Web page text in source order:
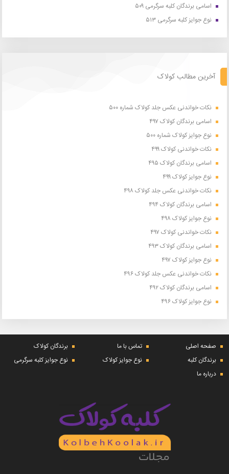
اسامی برندگان کلبه سرگرمی ۵۰۹
نوع جوایز کلبه سرگرمی ۵۱۳
آخرین مطالب کولاک
نکات خواندنی عکس جلد کولاک شماره ۵۰۰
اسامی برندگان کولاک ۴۹۷
نوع جوایز کولاک شماره ۵۰۰
نکات خواندنی کولاک ۴۹۹
اسامی برندگان کولاک ۴۹۵
نوع جوایز کولاک ۴۹۹
نکات خواندنی عکس جلد کولاک ۴۹۸
اسامی برندگان کولاک ۴۹۴
نوع جوایز کولاک ۴۹۸
نکات خواندنی کولاک ۴۹۷
اسامی برندگان کولاک ۴۹۳
نوع جوایز کولاک ۴۹۷
نکات خواندنی عکس جلد کولاک ۴۹۶
اسامی برندگان کولاک ۴۹۲
نوع جوایز کولاک ۴۹۶
صفحه اصلی تماس با ما
برندگان کولاک
برندگان کلبه
نوع جوایز کولاک
نوع جوایز کلبه سرگرمی
درباره ما